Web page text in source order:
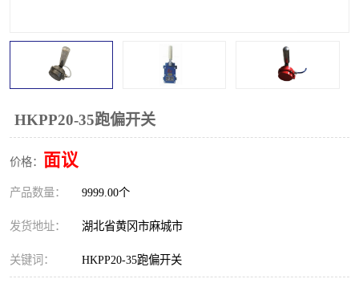
HKPP20-35跑偏开关
价格： 面议
产品数量： 9999.00个
发货地址： 湖北省黄冈市麻城市
关键词： HKPP20-35跑偏开关
撕裂开关
限位开关 速度检测器
速度传感器